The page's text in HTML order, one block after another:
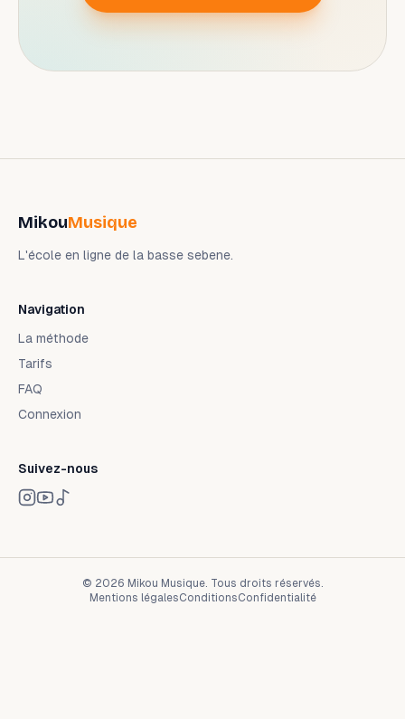
MikouMusique
L'école en ligne de la basse sebene.
Navigation
La méthode
Tarifs
FAQ
Connexion
Suivez-nous
© 2026 Mikou Musique. Tous droits réservés.
Mentions légalesConditionsConfidentialité